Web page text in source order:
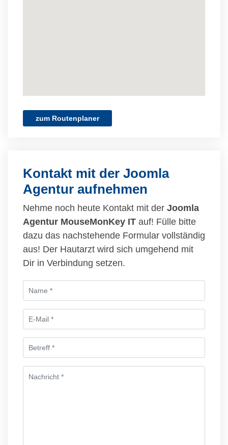
zum Routenplaner
Kontakt mit der Joomla
Agentur aufnehmen
Nehme noch heute Kontakt mit der Joomla
Agentur MouseMonKey IT auf! Fülle bitte
dazu das nachstehende Formular vollständig
aus! Der Hautarzt wird sich umgehend mit
Dir in Verbindung setzen.